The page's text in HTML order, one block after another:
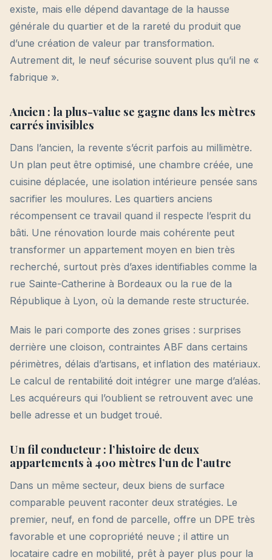
existe, mais elle dépend davantage de la hausse
générale du quartier et de la rareté du produit que
d’une création de valeur par transformation.
Autrement dit, le neuf sécurise souvent plus qu’il ne «
fabrique ».
Ancien : la plus-value se gagne dans les mètres
carrés invisibles
Dans l’ancien, la revente s’écrit parfois au millimètre.
Un plan peut être optimisé, une chambre créée, une
cuisine déplacée, une isolation intérieure pensée sans
sacrifier les moulures. Les quartiers anciens
récompensent ce travail quand il respecte l’esprit du
bâti. Une rénovation lourde mais cohérente peut
transformer un appartement moyen en bien très
recherché, surtout près d’axes identifiables comme la
rue Sainte-Catherine à Bordeaux ou la rue de la
République à Lyon, où la demande reste structurée.
Mais le pari comporte des zones grises : surprises
derrière une cloison, contraintes ABF dans certains
périmètres, délais d’artisans, et inflation des matériaux.
Le calcul de rentabilité doit intégrer une marge d’aléas.
Les acquéreurs qui l’oublient se retrouvent avec une
belle adresse et un budget troué.
Un fil conducteur : l’histoire de deux
appartements à 400 mètres l’un de l’autre
Dans un même secteur, deux biens de surface
comparable peuvent raconter deux stratégies. Le
premier, neuf, en fond de parcelle, offre un DPE très
favorable et une copropriété neuve ; il attire un
locataire cadre en mobilité, prêt à payer plus pour la